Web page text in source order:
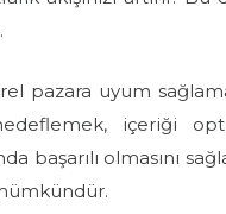
pazara uyum
içeriği
başarılı olmasını